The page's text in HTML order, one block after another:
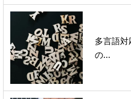
多言語
の...